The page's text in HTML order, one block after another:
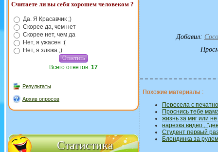
Считаете ли вы себя хорошем человеком ?
Да. Я Красавчик ;)
Скорее да, чем нет
Скорее нет, чем да
Нет, я ужасен :(
Нет, я злюка ;)
Всего ответов: 17
Результаты
Архив опросов
Статистика
Добавил:
Похожие материалы :
Пересела с
Проснись тебе
жизнь за миг или
нарезка видео ,
Студент первый
Блондинка за